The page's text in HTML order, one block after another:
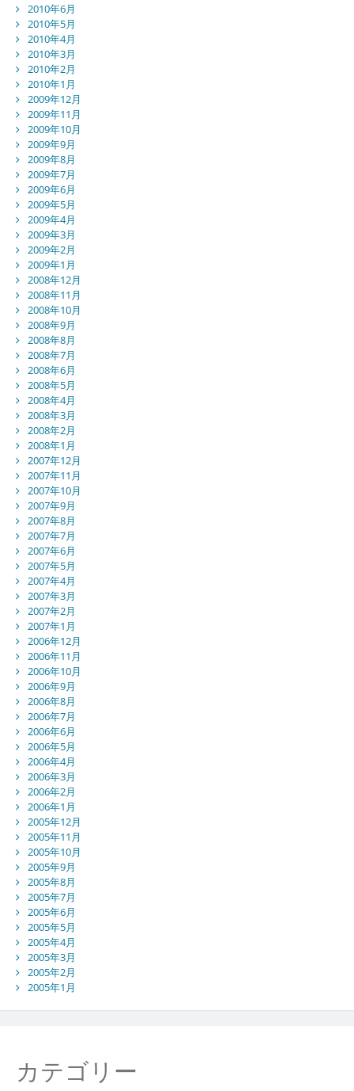
2010年6月
2010年5月
2010年4月
2010年3月
2010年2月
2010年1月
2009年12月
2009年11月
2009年10月
2009年9月
2009年8月
2009年7月
2009年6月
2009年5月
2009年4月
2009年3月
2009年2月
2009年1月
2008年12月
2008年11月
2008年10月
2008年9月
2008年8月
2008年7月
2008年6月
2008年5月
2008年4月
2008年3月
2008年2月
2008年1月
2007年12月
2007年11月
2007年10月
2007年9月
2007年8月
2007年7月
2007年6月
2007年5月
2007年4月
2007年3月
2007年2月
2007年1月
2006年12月
2006年11月
2006年10月
2006年9月
2006年8月
2006年7月
2006年6月
2006年5月
2006年4月
2006年3月
2006年2月
2006年1月
2005年12月
2005年11月
2005年10月
2005年9月
2005年8月
2005年7月
2005年6月
2005年5月
2005年4月
2005年3月
2005年2月
2005年1月
カテゴリー